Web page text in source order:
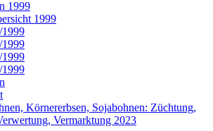
1999
1999
1999
1999
1999
1999
Körnererbsen, Sojabohnen: Züchtung,
Vermarktung 2023